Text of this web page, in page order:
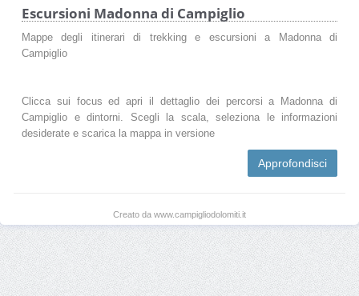
Escursioni Madonna di Campiglio
Mappe degli itinerari di trekking e escursioni a Madonna di
Campiglio
Clicca sui focus ed apri il dettaglio dei percorsi a Madonna di
Campiglio e dintorni. Scegli la scala, seleziona le informazioni
desiderate e scarica la mappa in versione
Approfondisci
Creato da www.campigliodolomiti.it